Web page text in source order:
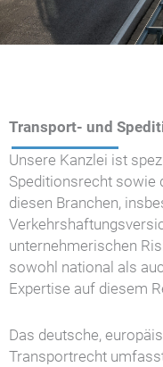
Transport- und
Unsere Kanzlei ist
Speditionsrecht sowie
diesen Branchen,
unternehmerischen
sowohl national als
Expertise auf diesem
Das deutsche,
Transportrecht